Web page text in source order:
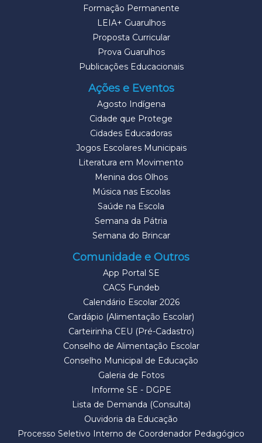
Formação Permanente
LEIA+ Guarulhos
Proposta Curricular
Prova Guarulhos
Publicações Educacionais
Ações e Eventos
Agosto Indígena
Cidade que Protege
Cidades Educadoras
Jogos Escolares Municipais
Literatura em Movimento
Menina dos Olhos
Música nas Escolas
Saúde na Escola
Semana da Pátria
Semana do Brincar
Comunidade e Outros
App Portal SE
CACS Fundeb
Calendário Escolar 2026
Cardápio (Alimentação Escolar)
Carteirinha CEU (Pré-Cadastro)
Conselho de Alimentação Escolar
Conselho Municipal de Educação
Galeria de Fotos
Informe SE - DGPE
Lista de Demanda (Consulta)
Ouvidoria da Educação
Processo Seletivo Interno de Coordenador Pedagógico